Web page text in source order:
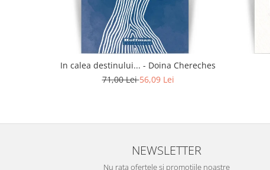
In calea destinului... - Doina Chereches
71,00 Lei56,09 Lei
NEWSLETTER
Nu rata ofertele si promotiile noastre